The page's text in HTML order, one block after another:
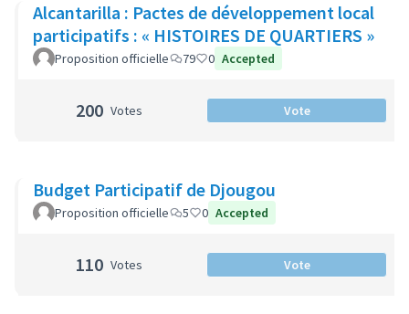
Alcantarilla : Pactes de développement local
participatifs : « HISTOIRES DE QUARTIERS »
Proposition officielle 79 0 Accepted
200 Votes Vote
Budget Participatif de Djougou
Proposition officielle 5 0 Accepted
110 Votes Vote